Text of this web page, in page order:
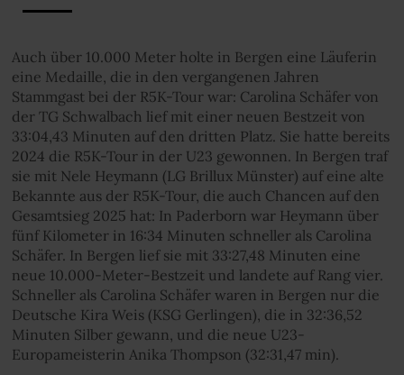
Auch über 10.000 Meter holte in Bergen eine Läuferin
eine Medaille, die in den vergangenen Jahren
Stammgast bei der R5K-Tour war: Carolina Schäfer von
der TG Schwalbach lief mit einer neuen Bestzeit von
33:04,43 Minuten auf den dritten Platz. Sie hatte bereits
2024 die R5K-Tour in der U23 gewonnen. In Bergen traf
sie mit Nele Heymann (LG Brillux Münster) auf eine alte
Bekannte aus der R5K-Tour, die auch Chancen auf den
Gesamtsieg 2025 hat: In Paderborn war Heymann über
fünf Kilometer in 16:34 Minuten schneller als Carolina
Schäfer. In Bergen lief sie mit 33:27,48 Minuten eine
neue 10.000-Meter-Bestzeit und landete auf Rang vier.
Schneller als Carolina Schäfer waren in Bergen nur die
Deutsche Kira Weis (KSG Gerlingen), die in 32:36,52
Minuten Silber gewann, und die neue U23-
Europameisterin Anika Thompson (32:31,47 min).